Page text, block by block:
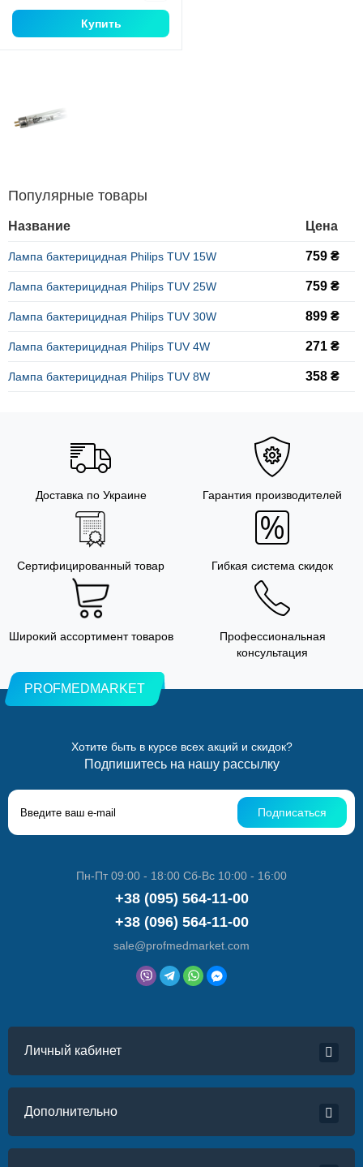
Купить
Популярные товары
Название Цена
Лампа бактерицидная Philips TUV 15W 759 ₴
Лампа бактерицидная Philips TUV 25W 759 ₴
Лампа бактерицидная Philips TUV 30W 899 ₴
Лампа бактерицидная Philips TUV 4W 271 ₴
Лампа бактерицидная Philips TUV 8W 358 ₴
Доставка по Украине Гарантия производителей
Сертифицированный товар Гибкая система скидок
Широкий ассортимент товаров
Профессиональная
консультация
PROFMEDMARKET
Хотите быть в курсе всех акций и скидок?
Подпишитесь на нашу рассылку
Подписаться
Пн-Пт 09:00 - 18:00 Сб-Вс 10:00 - 16:00
+38 (095) 564-11-00
+38 (096) 564-11-00
sale@profmedmarket.com
Личный кабинет
Дополнительно